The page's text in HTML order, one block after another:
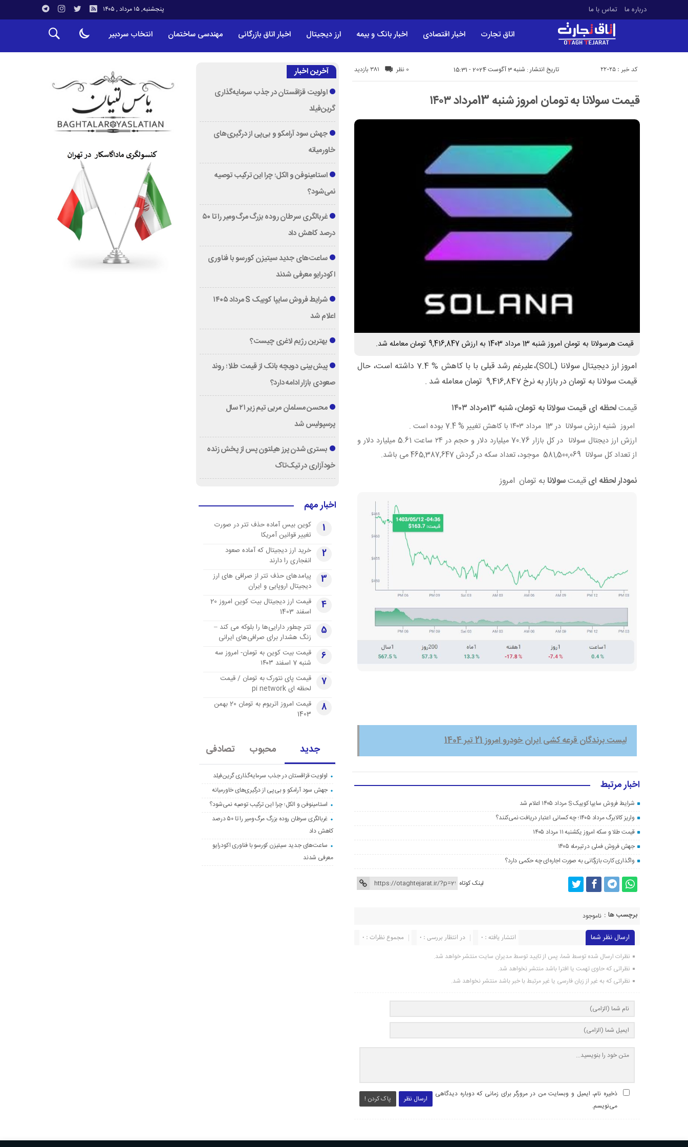
درباره ما تماس با ما پنجشنبه, ۱۵ مرداد , ۱۴۰۵
اتاق تجارت اخبار اقتصادی اخبار بانک و بیمه ارز دیجیتال اخبار اتاق بازرگانی مهندسی ساختمان انتخاب سردبیر
تاریخ انتشار : شنبه 3 آگوست 2024 - 15:31 381 بازدید کد خبر : 22025 0 نظر
قیمت سولانا به تومان امروز شنبه 13مرداد ۱۴۰۳
قیمت هرسولانا به تومان امروز شنبه 13 مرداد 1403 به ارزش 9,416,847 تومان معامله شد.
امروز ارز دیجیتال سولانا (SOL)،علیرغم رشد قبلی با با کاهش % 7.4 داشته است، حال
قیمت سولانا به تومان در بازار به نرخ 9,416,847 تومان معامله شد .
قیمتلحظه ای قیمت سولانا به تومان، شنبه 13مرداد ۱۴۰۳
امروز شنیه ارزش سولانا در 13 مرداد ۱۴۰۳ با کاهش تغییر % 7.4 بوده است .
ارزش ارز دیجتال سولانا در کل بازار 70.76 میلیارد دلار وحجم در ۲۴ ساعت 5.61
میلیارد دلار و
ازتعداد کل سولانا 581,500,069 موجود، تعداد سکه در گردش 465,387,647 می باشد.
نمودار لحظه ایقیمتسولانابه تومان امروز
لیست برندگان قرعه کشی ایران خودرو امروز 21 تیر 1404
اخبار مرتبط
شرایط فروش سایپا کوییک S مرداد ۱۴۰۵ اعلام شد
واریز کالابرگ مرداد ۱۴۰۵؛ چه کسانی اعتبار دریافت نمی‌کنند؟
قیمت طلا و سکه امروز یکشنبه ۱۱ مرداد ۱۴۰۵
جهش فروش فملی در تیرماه ۱۴۰۵
واگذاری کارت بازرگانی به صورت اجاره‌ای چه حکمی دارد؟
لینک کوتاه
برچسب ها : ناموجود
ارسال نظر شما مجموع نظرات : 0 در انتظار بررسی : 0 انتشار یافته : 0
نظرات ارسال شده توسط شما، پس از تایید توسط مدیران سایت منتشر خواهد شد.
نظراتی که حاوی تهمت یا افترا باشد منتشر نخواهد شد.
نظراتی که به غیر از زبان فارسی یا غیر مرتبط با خبر باشد منتشر نخواهد شد.
ارسال نظر پاک کردن !
ذخیره نام، ایمیل و وبسایت من در مرورگر برای زمانی که دوباره دیدگاهی
می‌نویسم.
آخرین اخبار
اولویت قزاقستان در جذب سرمایه‌گذاری
گرین‌فیلد
جهش سود آرامکو و بی‌پی از درگیری‌های
خاورمیانه
استامینوفن و الکل؛ چرا این ترکیب توصیه
نمی‌شود؟
غربالگری سرطان روده بزرگ مرگ‌ومیر را تا ۵۰
درصد کاهش داد
ساعت‌های جدید سیتیزن کورسو با فناوری
اکودرایو معرفی شدند
شرایط فروش سایپا کوییک S مرداد ۱۴۰۵
اعلام شد
بهترین رژیم لاغری چیست؟
پیش‌بینی دویچه‌ بانک از قیمت طلا ؛ روند
صعودی بازار ادامه دارد؟
محسن مسلمان مربی تیم زیر ۲۱ سال
پرسپولیس شد
بستری شدن پرز هیلتون پس از پخش زنده
خودآزاری در تیک‌تاک
اخبار مهم
1
کوین بیس آماده حذف تتر در صورت
تغییر قوانین آمریکا
2
خرید ارز دیجیتال که آماده صعود
انفجاری را دارند
3
پیامدهای حذف تتر از صرافی های ارز
دیجیتال اروپایی و ایران
4
قیمت ارز دیجیتال بیت کوین امروز 20
اسفند 1403
5
تتر چطور دارایی‌ها را بلوکه می کند –
زنگ هشدار برای صرافی‌های ایرانی
6
قیمت بیت کوین به تومان- امروز سه
شنبه 7 اسفند ۱۴۰۳
7
قیمت پای نتورک به تومان / قیمت
لحظه ای pi network
8
قیمت امروز اتریوم به تومان 20 بهمن
1403
جدید محبوب تصادفی
اولویت قزاقستان در جذب سرمایه‌گذاری گرین‌فیلد
جهش سود آرامکو و بی‌پی از درگیری‌های خاورمیانه
استامینوفن و الکل؛ چرا این ترکیب توصیه نمی‌شود؟
غربالگری سرطان روده بزرگ مرگ‌ومیر را تا ۵۰ درصد
کاهش داد
ساعت‌های جدید سیتیزن کورسو با فناوری اکودرایو
معرفی شدند